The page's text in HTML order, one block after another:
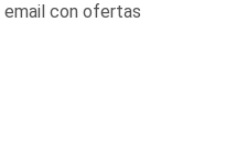
email con ofertas